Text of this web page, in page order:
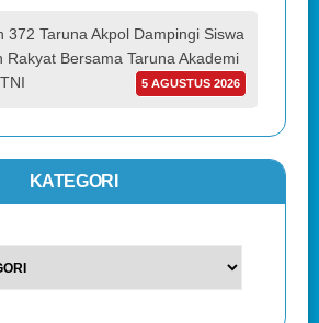
372 Taruna Akpol Dampingi Siswa
Rakyat Bersama Taruna Akademi
TNI
5 AGUSTUS 2026
KATEGORI